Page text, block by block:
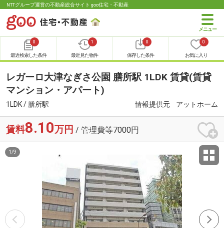
NTTグループ運営の不動産総合サイト goo住宅・不動産
0
最近検索した条件
1
最近見た物件
0
保存した条件
0
お気に入り
レガーロ大津なぎさ公園 膳所駅 1LDK 賃貸(賃貸
マンション・アパート)
1LDK / 膳所駅 情報提供元 アットホーム
賃料8.10万円 / 管理費等7000円
1 /9